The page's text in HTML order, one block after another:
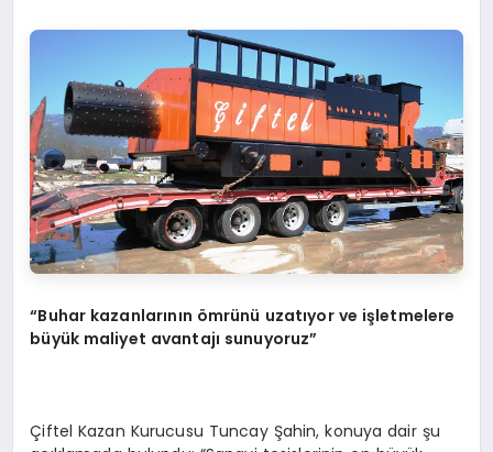
“Buhar kazanlarının ömrünü uzatıyor ve işletmelere
büyük maliyet avantajı sunuyoruz”
Çiftel Kazan Kurucusu Tuncay Şahin, konuya dair şu